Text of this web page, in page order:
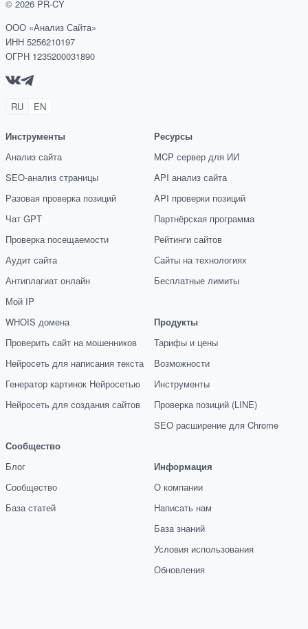
© 2026 PR-CY
ООО «Анализ Сайта»
ИНН 5256210197
ОГРН 1235200031890
RU EN
Инструменты
Анализ сайта
SEO-анализ страницы
Разовая проверка позиций
Чат GPT
Проверка посещаемости
Аудит сайта
Антиплагиат онлайн
Мой IP
WHOIS домена
Проверить сайт на мошенников
Нейросеть для написания текста
Генератор картинок Нейросетью
Нейросеть для создания сайтов
Сообщество
Блог
Сообщество
База статей
Ресурсы
MCP сервер для ИИ
API анализ сайта
API проверки позиций
Партнёрская программа
Рейтинги сайтов
Сайты на технологиях
Бесплатные лимиты
Продукты
Тарифы и цены
Возможности
Инструменты
Проверка позиций (LINE)
SEO расширение для Chrome
Информация
О компании
Написать нам
База знаний
Условия использования
Обновления